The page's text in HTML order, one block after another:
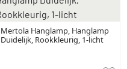
Mertola Hanglamp, Hanglamp
Duidelijk, Rookkleurig, 1-licht